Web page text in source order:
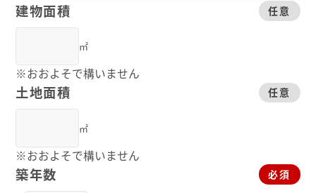
任意
建物面積
㎡
※おおよそで構いません
任意
土地面積
㎡
※おおよそで構いません
必須
築年数